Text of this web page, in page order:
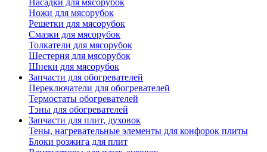
Насадки для мясорубок
Ножи для мясорубок
Решетки для мясорубок
Смазки для мясорубок
Толкатели для мясорубок
Шестерня для мясорубок
Шнеки для мясорубок
Запчасти для обогревателей
Переключатели для обогревателей
Термостаты обогревателей
Тэны для обогревателей
Запчасти для плит, духовок
Тены, нагревательные элементы для конфорок плиты
Блоки розжига для плит